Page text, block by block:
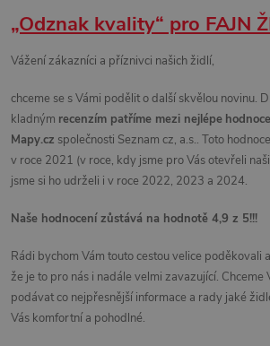
„Odznak kvality“ pro FAJN
Vážení zákazníci a příznivci našich židlí,
chceme se s Vámi podělit o další skvělou novinu.
kladným recenzím patříme mezi nejlépe
Mapy.cz společnosti Seznam cz, a.s.. Toto
v roce 2021 (v roce, kdy jsme pro Vás otevřeli
jsme si ho udrželi i v roce 2022, 2023 a 2024.
Naše hodnocení zůstává na hodnotě 4,9 z 5!!!
Rádi bychom Vám touto cestou velice poděkovali
že je to pro nás i nadále velmi zavazující. Chceme
podávat co nejpřesnější informace a rady jaké
Vás komfortní a pohodlné.